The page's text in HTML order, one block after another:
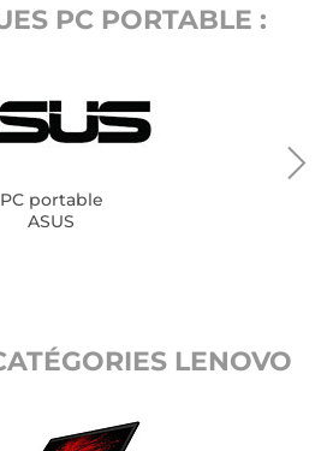
PC PORTABLE :
PC portable
ASUS
LENOVO